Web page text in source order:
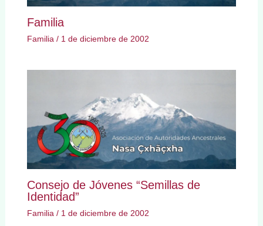
Familia
Familia / 1 de diciembre de 2002
Consejo de Jóvenes “Semillas de
Identidad”
Familia/ 1 de diciembre de 2002